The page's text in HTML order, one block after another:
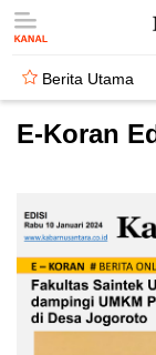
Berita Utama
E-Koran